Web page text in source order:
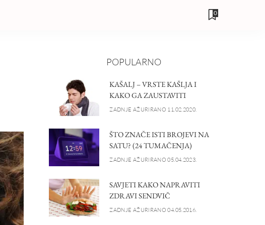
0
POPULARNO
KAŠALJ – VRSTE KAŠLJA I
KAKO GA ZAUSTAVITI
ZADNJE AŽURIRANO 11.02.2020.
ŠTO ZNAČE ISTI BROJEVI NA
SATU? (24 TUMAČENJA)
ZADNJE AŽURIRANO 05.04.2023.
SAVJETI KAKO NAPRAVITI
ZDRAVI SENDVIČ
ZADNJE AŽURIRANO 04.05.2016.